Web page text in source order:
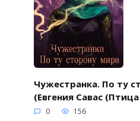
Чужестранка. По ту
(Евгения Савас
0 156